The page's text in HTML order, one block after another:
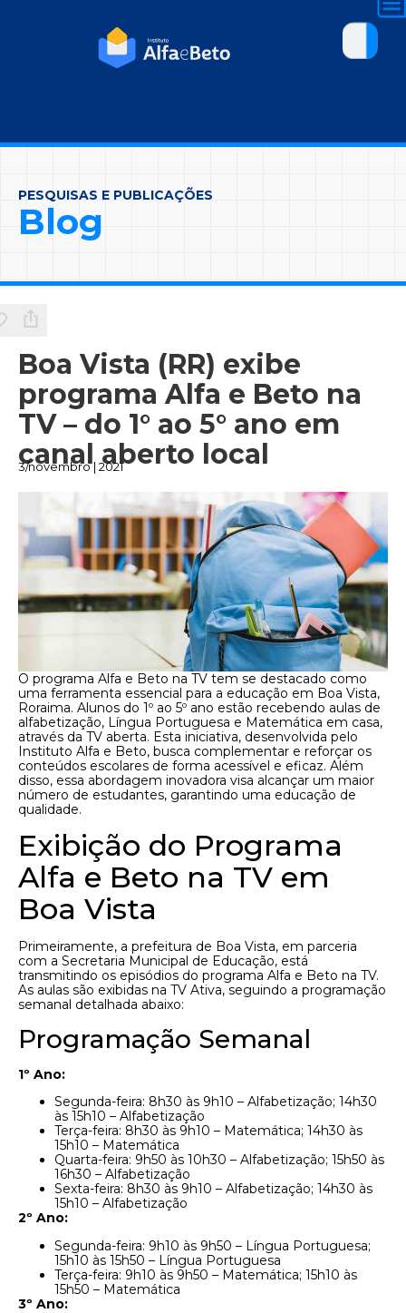
PESQUISAS E PUBLICAÇÕES
Blog
Boa Vista (RR) exibe
programa Alfa e Beto na
TV – do 1° ao 5° ano em
canal aberto local
3/novembro | 2021
O programa Alfa e Beto na TV tem se destacado como
uma ferramenta essencial para a educação em Boa Vista,
Roraima. Alunos do 1º ao 5º ano estão recebendo aulas de
alfabetização, Língua Portuguesa e Matemática em casa,
através da TV aberta. Esta iniciativa, desenvolvida pelo
Instituto Alfa e Beto, busca complementar e reforçar os
conteúdos escolares de forma acessível e eficaz. Além
disso, essa abordagem inovadora visa alcançar um maior
número de estudantes, garantindo uma educação de
qualidade.
Exibição do Programa
Alfa e Beto na TV em
Boa Vista
Primeiramente, a prefeitura de Boa Vista, em parceria
com a Secretaria Municipal de Educação, está
transmitindo os episódios do programa Alfa e Beto na TV.
As aulas são exibidas na TV Ativa, seguindo a programação
semanal detalhada abaixo:
Programação Semanal
1º Ano:
Segunda-feira: 8h30 às 9h10 – Alfabetização; 14h30
às 15h10 – Alfabetização
Terça-feira: 8h30 às 9h10 – Matemática; 14h30 às
15h10 – Matemática
Quarta-feira: 9h50 às 10h30 – Alfabetização; 15h50 às
16h30 – Alfabetização
Sexta-feira: 8h30 às 9h10 – Alfabetização; 14h30 às
15h10 – Alfabetização
2º Ano:
Segunda-feira: 9h10 às 9h50 – Língua Portuguesa;
15h10 às 15h50 – Língua Portuguesa
Terça-feira: 9h10 às 9h50 – Matemática; 15h10 às
15h50 – Matemática
3º Ano: